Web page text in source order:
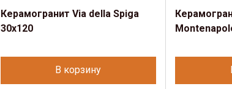
Керамогранит Via della Spiga
30х120
В корзину